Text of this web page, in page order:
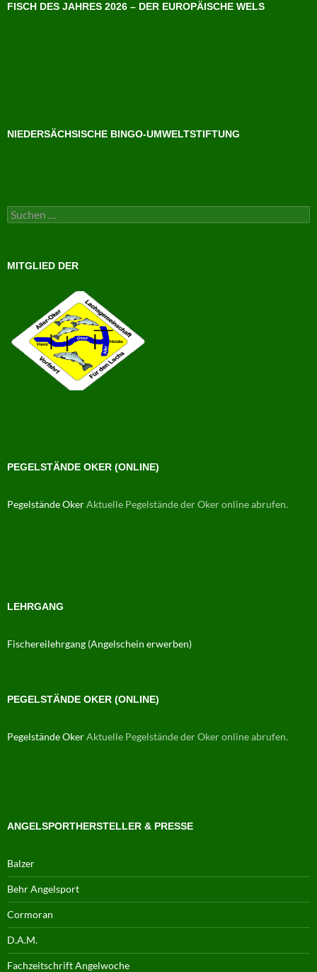
FISCH DES JAHRES 2026 – DER EUROPÄISCHE WELS
NIEDERSÄCHSISCHE BINGO-UMWELTSTIFTUNG
Suchen
nach:
MITGLIED DER
PEGELSTÄNDE OKER (ONLINE)
Pegelstände OkerAktuelle Pegelstände der Oker online abrufen.
LEHRGANG
Fischereilehrgang (Angelschein erwerben)
PEGELSTÄNDE OKER (ONLINE)
Pegelstände OkerAktuelle Pegelstände der Oker online abrufen.
ANGELSPORTHERSTELLER & PRESSE
Balzer
Behr Angelsport
Cormoran
D.A.M.
Fachzeitschrift Angelwoche